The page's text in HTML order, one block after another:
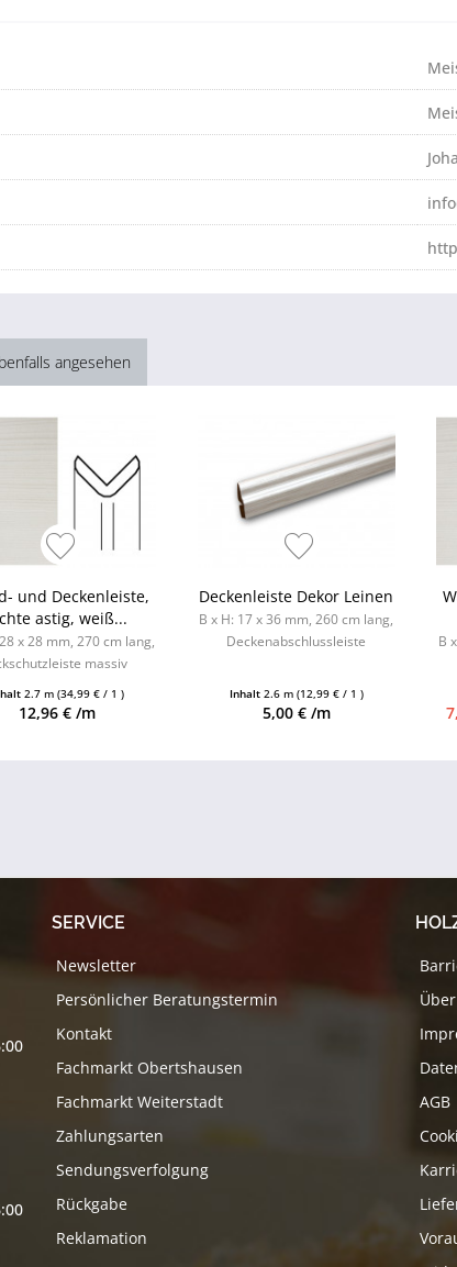
angesehen
und Deckenleiste,
astig, weiß...
x 28 mm, 270 cm lang,
massiv
2.7 m(34,99 € / 1 )
12,96 € /m
Deckenleiste Dekor Leinen
B x H: 17 x 36 mm, 260 cm lang,
Deckenabschlussleiste
Inhalt 2.6 m (12,99 € / 1 )
5,00 € /m
B
SERVICE
Newsletter
Persönlicher Beratungstermin
Kontakt
Fachmarkt Obertshausen
Fachmarkt Weiterstadt
Zahlungsarten
Sendungsverfolgung
Rückgabe
Reklamation
AGB